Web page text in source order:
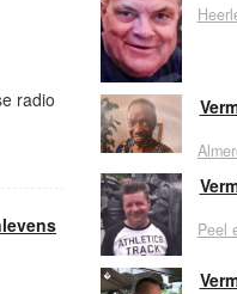
radio
Peel